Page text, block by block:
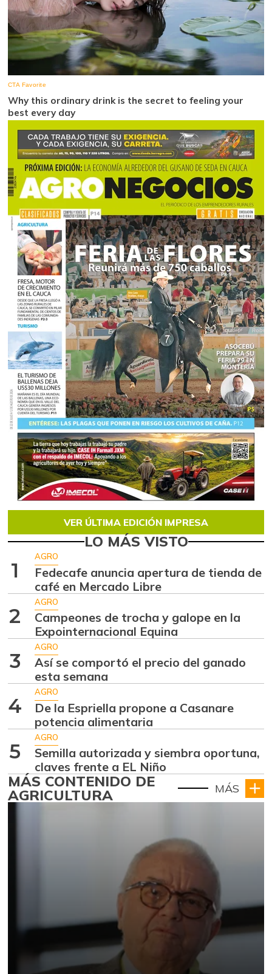
VER ÚLTIMA EDICIÓN IMPRESA
LO MÁS VISTO
1
AGRO
Fedecafe anuncia apertura de tienda de
café en Mercado Libre
2
AGRO
Campeones de trocha y galope en la
Expointernacional Equina
3
AGRO
Así se comportó el precio del ganado
esta semana
4
AGRO
De la Espriella propone a Casanare
potencia alimentaria
5
AGRO
Semilla autorizada y siembra oportuna,
claves frente a EL Niño
MÁS CONTENIDO DE
AGRICULTURA MÁS